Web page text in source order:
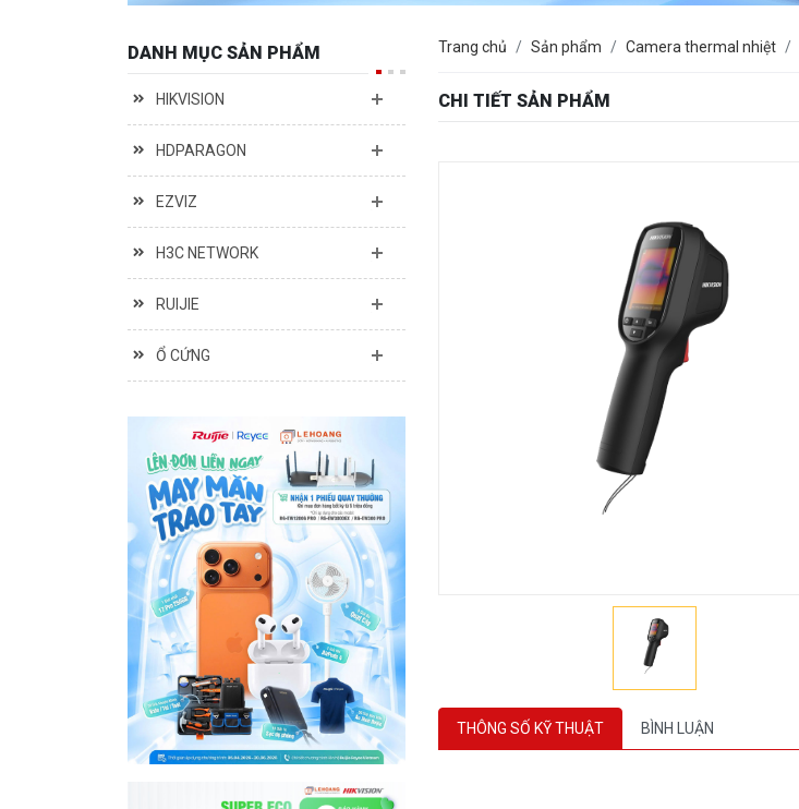
Trang chủ Sản phẩm Camera thermal nhiệt
BÌNH LUẬN
HIKVISION